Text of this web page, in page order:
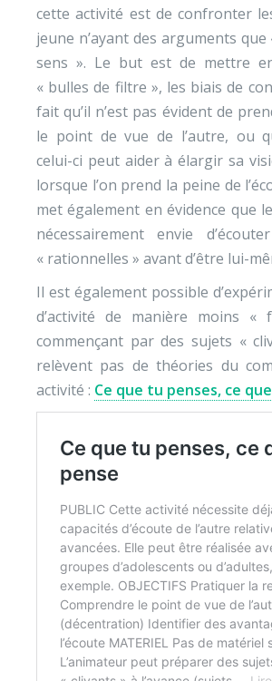
cette activité est de confronter
jeune n’ayant des arguments que
sens ». Le but est de mettre
« bulles de filtre », les biais de
fait qu’il n’est pas évident de
le point de vue de l’autre, ou
celui-ci peut aider à élargir sa
lorsque l’on prend la peine de
met également en évidence que
nécessairement envie
« rationnelles » avant d’être lui-
Il est également possible
d’activité de manière moins «
commençant par des sujets «
relèvent pas de théories du
activité : Ce que tu penses, ce